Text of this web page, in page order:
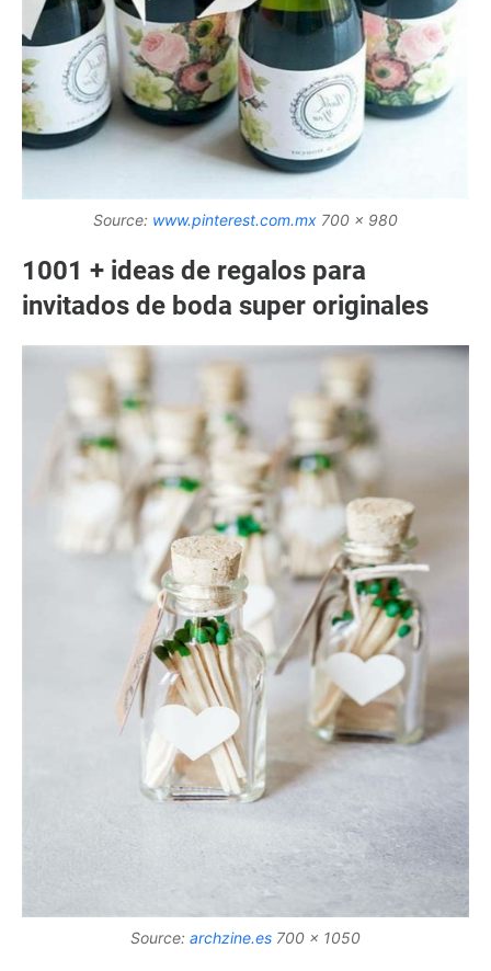
Source: www.pinterest.com.mx 700 x 980
1001 + ideas de regalos para
invitados de boda super originales
Source: archzine.es 700 x 1050